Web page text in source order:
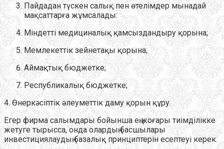
Пайдадан түскен салық пен өтелімдер мынадай
мақсаттарға жұмсалады:
Міндетті медициналық қамсыздандыру қорына;
Мемлекеттік зейнетақы қорына;
Аймақтық бюджетке;
Республикалық бюджетке;
4. Өнеркәсіптік әлеуметтік даму қорын құру.
Егер фирма салымдары бойынша ең жоғары тиімділікке
жетуге тырысса, онда олардың басшылары
инвестициялаудың базалық принциптерін есептеуі керек.